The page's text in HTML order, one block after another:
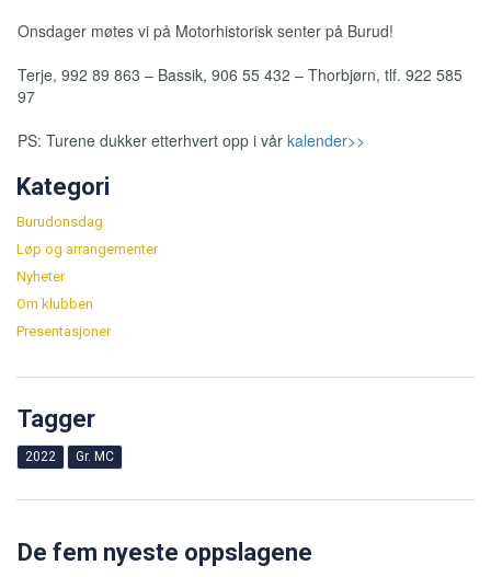
Onsdager møtes vi på Motorhistorisk senter på Burud!
Terje, 992 89 863 – Bassik, 906 55 432 – Thorbjørn, tlf. 922 585
97
PS: Turene dukker etterhvert opp i vår kalender>>
Kategori
Burudonsdag
Løp og arrangementer
Nyheter
Om klubben
Presentasjoner
Tagger
2022 Gr. MC
De fem nyeste oppslagene